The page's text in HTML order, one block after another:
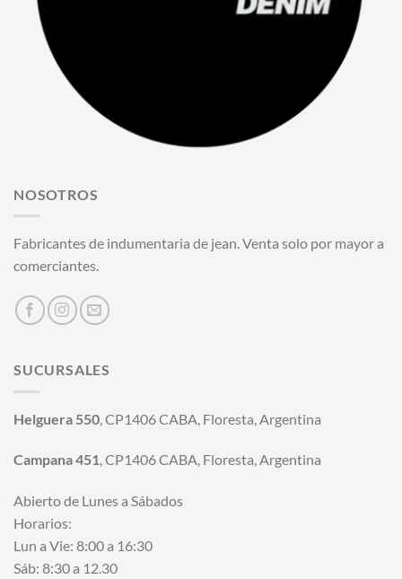
NOSOTROS
Fabricantes de indumentaria de jean. Venta solo por mayor a
comerciantes.
SUCURSALES
Helguera 550 , CP1406 CABA, Floresta, Argentina
Campana 451, CP1406 CABA, Floresta, Argentina
Abierto de Lunes a Sábados
Horarios:
Lun a Vie: 8:00 a 16:30
Sáb: 8:30 a 12.30